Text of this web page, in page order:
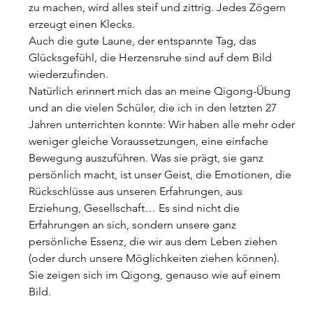
zu machen, wird alles steif und zittrig. Jedes Zögern
erzeugt einen Klecks.
Auch die gute Laune, der entspannte Tag, das
Glücksgefühl, die Herzensruhe sind auf dem Bild
wiederzufinden.
Natürlich erinnert mich das an meine Qigong-Übung
und an die vielen Schüler, die ich in den letzten 27
Jahren unterrichten konnte: Wir haben alle mehr oder
weniger gleiche Voraussetzungen, eine einfache
Bewegung auszuführen. Was sie prägt, sie ganz
persönlich macht, ist unser Geist, die Emotionen, die
Rückschlüsse aus unseren Erfahrungen, aus
Erziehung, Gesellschaft… Es sind nicht die
Erfahrungen an sich, sondern unsere ganz
persönliche Essenz, die wir aus dem Leben ziehen
(oder durch unsere Möglichkeiten ziehen können).
Sie zeigen sich im Qigong, genauso wie auf einem
Bild.